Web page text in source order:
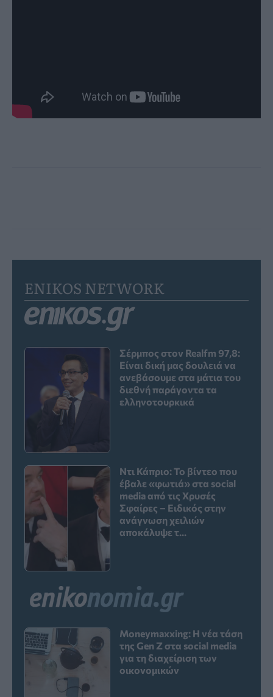
ENIKOS NETWORK
Σέρμπος στον Realfm 97,8:
Είναι δική μας δουλειά να
ανεβάσουμε στα μάτια του
διεθνή παράγοντα τα
ελληνοτουρκικά
Ντι Κάπριο: Το βίντεο που
έβαλε «φωτιά» στα social
media από τις Χρυσές
Σφαίρες – Ειδικός στην
ανάγνωση χειλιών
αποκάλυψε τ...
Moneymaxxing: Η νέα τάση
της Gen Z στα social media
για τη διαχείριση των
οικονομικών